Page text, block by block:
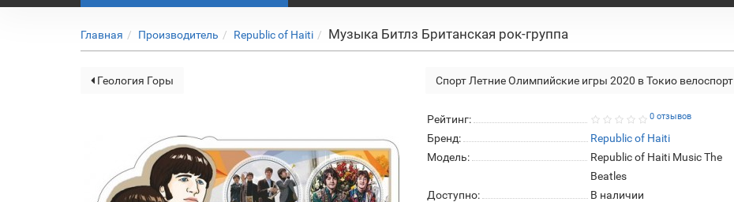
Главная Производитель Republic of Haiti Музыка Битлз Британская рок-группа
Геология Горы Спорт Летние Олимпийские игры 2020 в Токио велоспорт
Рейтинг: 0 отзывов
Бренд:
Republic of Haiti
Модель:
Republic of Haiti Music The
Beatles
Доступно:
В наличии